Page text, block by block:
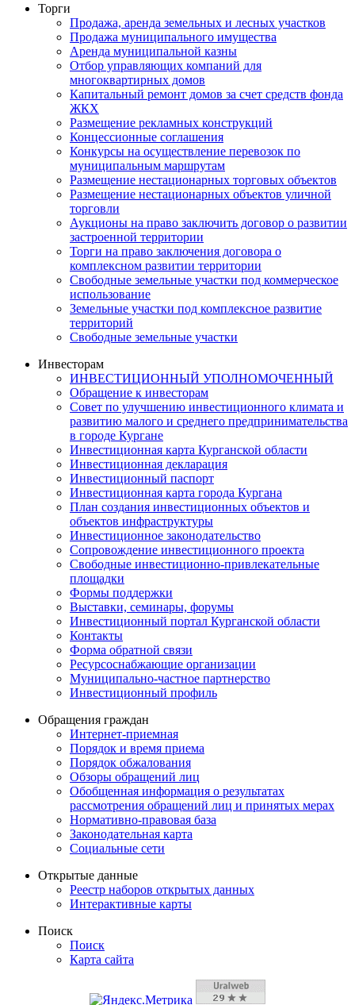
Торги
Продажа, аренда земельных и лесных участков
Продажа муниципального имущества
Аренда муниципальной казны
Отбор управляющих компаний для
многоквартирных домов
Капитальный ремонт домов за счет средств фонда
ЖКХ
Размещение рекламных конструкций
Концессионные соглашения
Конкурсы на осуществление перевозок по
муниципальным маршрутам
Размещение нестационарных торговых объектов
Размещение нестационарных объектов уличной
торговли
Аукционы на право заключить договор о развитии
застроенной территории
Торги на право заключения договора о
комплексном развитии территории
Свободные земельные участки под коммерческое
использование
Земельные участки под комплексное развитие
территорий
Свободные земельные участки
Инвесторам
ИНВЕСТИЦИОННЫЙ УПОЛНОМОЧЕННЫЙ
Обращение к инвесторам
Совет по улучшению инвестиционного климата и
развитию малого и среднего предпринимательства
в городе Кургане
Инвестиционная карта Курганской области
Инвестиционная декларация
Инвестиционный паспорт
Инвестиционная карта города Кургана
План создания инвестиционных объектов и
объектов инфраструктуры
Инвестиционное законодательство
Сопровождение инвестиционного проекта
Свободные инвестиционно-привлекательные
площадки
Формы поддержки
Выставки, семинары, форумы
Инвестиционный портал Курганской области
Контакты
Форма обратной связи
Ресурсоснабжающие организации
Муниципально-частное партнерство
Инвестиционный профиль
Обращения граждан
Интернет-приемная
Порядок и время приема
Порядок обжалования
Обзоры обращений лиц
Обобщенная информация о результатах
рассмотрения обращений лиц и принятых мерах
Нормативно-правовая база
Законодательная карта
Социальные сети
Открытые данные
Реестр наборов открытых данных
Интерактивные карты
Поиск
Поиск
Карта сайта